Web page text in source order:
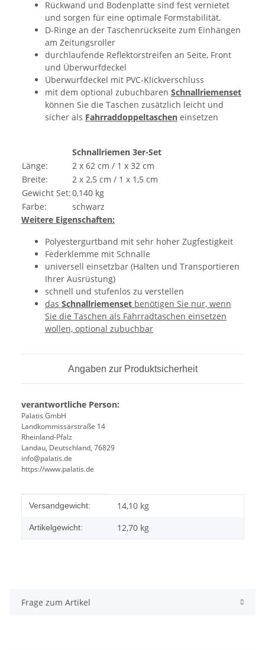
Rückwand und Bodenplatte sind fest vernietet
und sorgen für eine optimale Formstabilität.
D-Ringe an der Taschenrückseite zum Einhängen
am Zeitungsroller
durchlaufende Reflektorstreifen an Seite, Front
und Überwurfdeckel
Überwurfdeckel mit PVC-Klickverschluss
mit dem optional zubuchbaren Schnallriemenset
können Sie die Taschen zusätzlich leicht und
sicher als Fahrraddoppeltaschen einsetzen
Schnallriemen 3er-Set
Länge:
2 x 62 cm / 1 x 32 cm
Breite:
2 x 2,5 cm / 1 x 1,5 cm
Gewicht Set:0,140 kg
Farbe:
schwarz
Weitere Eigenschaften:
Polyestergurtband mit sehr hoher Zugfestigkeit
Federklemme mit Schnalle
universell einsetzbar (Halten und Transportieren
Ihrer Ausrüstung)
schnell und stufenlos zu verstellen
das Schnallriemenset benötigen Sie nur, wenn
Sie die Taschen als Fahrradtaschen einsetzen
wollen, optional zubuchbar
Angaben zur Produktsicherheit
verantwortliche Person:
Palatis GmbH
Landkommissärstraße 14
Rheinland-Pfalz
Landau, Deutschland, 76829
info@palatis.de
https://www.palatis.de
Produkteigenschaft
Wert
Versandgewicht: 14,10 kg
Artikelgewicht: 12,70 kg
Frage zum Artikel